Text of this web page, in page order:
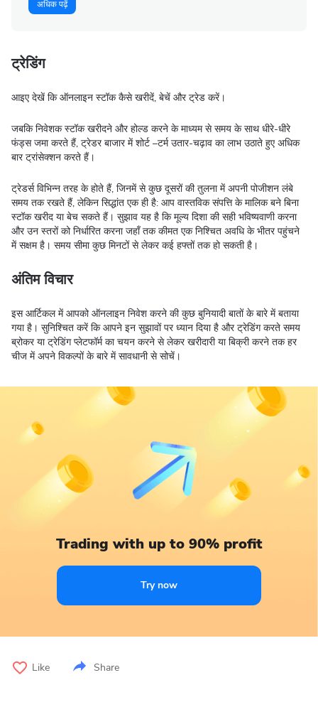
अधिक पढ़ें
ट्रेडिंग
आइए देखें कि ऑनलाइन स्टॉक कैसे खरीदें, बेचें और ट्रेड करें।
जबकि निवेशक स्टॉक खरीदने और होल्ड करने के माध्यम से समय के साथ धीरे-धीरे
फंड्स जमा करते हैं, ट्रेडर बाजार में शोर्ट –टर्म उतार-चढ़ाव का लाभ उठाते हुए अधिक
बार ट्रांसेक्शन करते हैं।
ट्रेडर्स विभिन्न तरह के होते हैं, जिनमें से कुछ दूसरों की तुलना में अपनी पोजीशन लंबे
समय तक रखते हैं, लेकिन सिद्धांत एक ही है: आप वास्तविक संपत्ति के मालिक बने बिना
स्टॉक खरीद या बेच सकते हैं। सुझाव यह है कि मूल्य दिशा की सही भविष्यवाणी करना
और उन स्तरों को निर्धारित करना जहाँ तक कीमत एक निश्चित अवधि के भीतर पहुंचने
में सक्षम है। समय सीमा कुछ मिनटों से लेकर कई हफ्तों तक हो सकती है।
अंतिम विचार
इस आर्टिकल में आपको ऑनलाइन निवेश करने की कुछ बुनियादी बातों के बारे में बताया
गया है। सुनिश्चित करें कि आपने इन सुझावों पर ध्यान दिया है और ट्रेडिंग करते समय
ब्रोकर या ट्रेडिंग प्लेटफॉर्म का चयन करने से लेकर खरीदारी या बिक्री करने तक हर
चीज में अपने विकल्पों के बारे में सावधानी से सोचें।
Trading with up to 90% profit
Try now
Like Share